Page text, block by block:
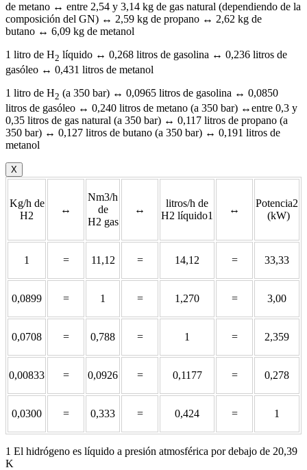
de metano ↔ entre 2,54 y 3,14 kg de gas natural (dependiendo de la
composición del GN) ↔ 2,59 kg de propano ↔ 2,62 kg de
butano ↔ 6,09 kg de metanol
1 litro de H2 líquido ↔ 0,268 litros de gasolina ↔ 0,236 litros de
gasóleo ↔ 0,431 litros de metanol
1 litro de H2 (a 350 bar) ↔ 0,0965 litros de gasolina ↔ 0,0850
litros de gasóleo ↔ 0,240 litros de metano (a 350 bar) ↔entre 0,3 y
0,35 litros de gas natural (a 350 bar) ↔ 0,117 litros de propano (a
350 bar) ↔ 0,127 litros de butano (a 350 bar) ↔ 0,191 litros de
metanol
X
Kg/h de
H2
↔
Nm3/h
de
H2 gas
↔
litros/h de
H2 líquido1
↔
Potencia2
(kW)
1 = 11,12 = 14,12 = 33,33
0,0899 = 1 = 1,270 = 3,00
0,0708 = 0,788 = 1 = 2,359
0,00833 = 0,0926 = 0,1177 = 0,278
0,0300 = 0,333 = 0,424 = 1
1 El hidrógeno es líquido a presión atmosférica por debajo de 20,39
K